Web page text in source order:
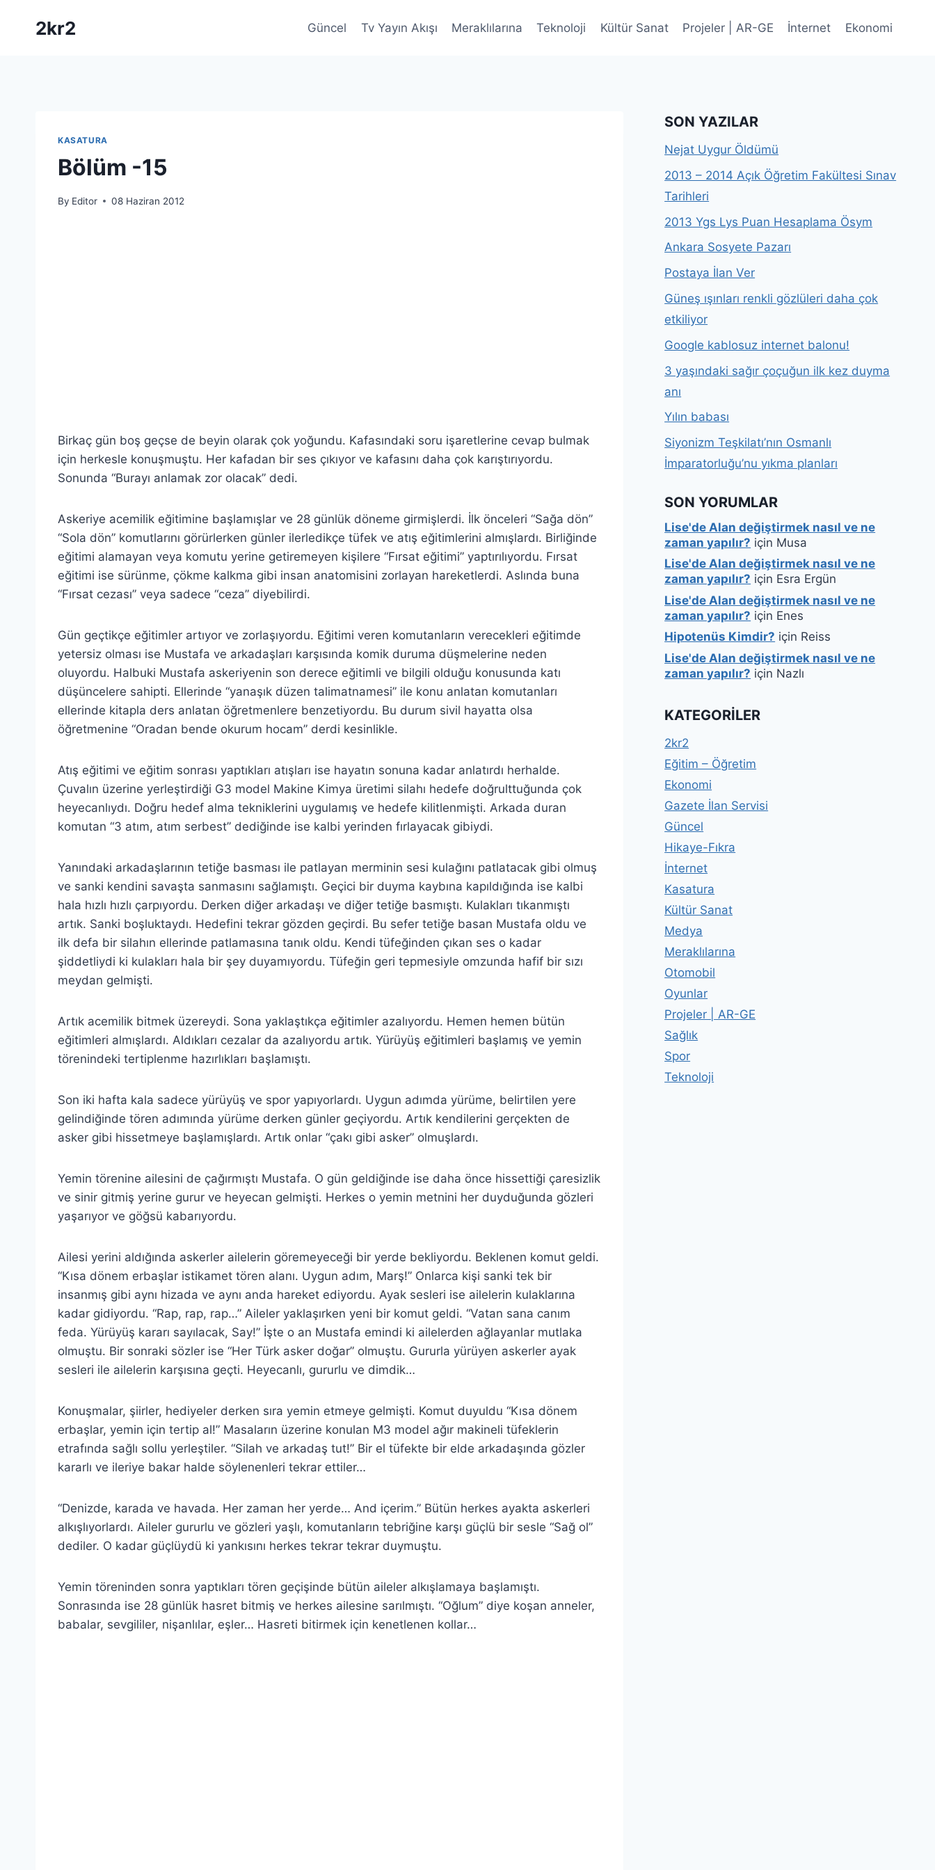
2kr2 Güncel Tv Yayın Akışı Meraklılarına Teknoloji Kültür Sanat Projeler | AR-GE İnternet Ekonomi
KASATURA
Bölüm -15
By Editor 08 Haziran 2012
Birkaç gün boş geçse de beyin olarak çok yoğundu. Kafasındaki soru işaretlerine cevap bulmak
için herkesle konuşmuştu. Her kafadan bir ses çıkıyor ve kafasını daha çok karıştırıyordu.
Sonunda “Burayı anlamak zor olacak” dedi.
Askeriye acemilik eğitimine başlamışlar ve 28 günlük döneme girmişlerdi. İlk önceleri “Sağa dön”
“Sola dön” komutlarını görürlerken günler ilerledikçe tüfek ve atış eğitimlerini almışlardı. Birliğinde
eğitimi alamayan veya komutu yerine getiremeyen kişilere “Fırsat eğitimi” yaptırılıyordu. Fırsat
eğitimi ise sürünme, çökme kalkma gibi insan anatomisini zorlayan hareketlerdi. Aslında buna
“Fırsat cezası” veya sadece “ceza” diyebilirdi.
Gün geçtikçe eğitimler artıyor ve zorlaşıyordu. Eğitimi veren komutanların verecekleri eğitimde
yetersiz olması ise Mustafa ve arkadaşları karşısında komik duruma düşmelerine neden
oluyordu. Halbuki Mustafa askeriyenin son derece eğitimli ve bilgili olduğu konusunda katı
düşüncelere sahipti. Ellerinde “yanaşık düzen talimatnamesi” ile konu anlatan komutanları
ellerinde kitapla ders anlatan öğretmenlere benzetiyordu. Bu durum sivil hayatta olsa
öğretmenine “Oradan bende okurum hocam” derdi kesinlikle.
Atış eğitimi ve eğitim sonrası yaptıkları atışları ise hayatın sonuna kadar anlatırdı herhalde.
Çuvalın üzerine yerleştirdiği G3 model Makine Kimya üretimi silahı hedefe doğrulttuğunda çok
heyecanlıydı. Doğru hedef alma tekniklerini uygulamış ve hedefe kilitlenmişti. Arkada duran
komutan “3 atım, atım serbest” dediğinde ise kalbi yerinden fırlayacak gibiydi.
Yanındaki arkadaşlarının tetiğe basması ile patlayan merminin sesi kulağını patlatacak gibi olmuş
ve sanki kendini savaşta sanmasını sağlamıştı. Geçici bir duyma kaybına kapıldığında ise kalbi
hala hızlı hızlı çarpıyordu. Derken diğer arkadaşı ve diğer tetiğe basmıştı. Kulakları tıkanmıştı
artık. Sanki boşluktaydı. Hedefini tekrar gözden geçirdi. Bu sefer tetiğe basan Mustafa oldu ve
ilk defa bir silahın ellerinde patlamasına tanık oldu. Kendi tüfeğinden çıkan ses o kadar
şiddetliydi ki kulakları hala bir şey duyamıyordu. Tüfeğin geri tepmesiyle omzunda hafif bir sızı
meydan gelmişti.
Artık acemilik bitmek üzereydi. Sona yaklaştıkça eğitimler azalıyordu. Hemen hemen bütün
eğitimleri almışlardı. Aldıkları cezalar da azalıyordu artık. Yürüyüş eğitimleri başlamış ve yemin
törenindeki tertiplenme hazırlıkları başlamıştı.
Son iki hafta kala sadece yürüyüş ve spor yapıyorlardı. Uygun adımda yürüme, belirtilen yere
gelindiğinde tören adımında yürüme derken günler geçiyordu. Artık kendilerini gerçekten de
asker gibi hissetmeye başlamışlardı. Artık onlar “çakı gibi asker” olmuşlardı.
Yemin törenine ailesini de çağırmıştı Mustafa. O gün geldiğinde ise daha önce hissettiği çaresizlik
ve sinir gitmiş yerine gurur ve heyecan gelmişti. Herkes o yemin metnini her duyduğunda gözleri
yaşarıyor ve göğsü kabarıyordu.
Ailesi yerini aldığında askerler ailelerin göremeyeceği bir yerde bekliyordu. Beklenen komut geldi.
“Kısa dönem erbaşlar istikamet tören alanı. Uygun adım, Marş!” Onlarca kişi sanki tek bir
insanmış gibi aynı hizada ve aynı anda hareket ediyordu. Ayak sesleri ise ailelerin kulaklarına
kadar gidiyordu. “Rap, rap, rap…” Aileler yaklaşırken yeni bir komut geldi. “Vatan sana canım
feda. Yürüyüş kararı sayılacak, Say!” İşte o an Mustafa emindi ki ailelerden ağlayanlar mutlaka
olmuştu. Bir sonraki sözler ise “Her Türk asker doğar” olmuştu. Gururla yürüyen askerler ayak
sesleri ile ailelerin karşısına geçti. Heyecanlı, gururlu ve dimdik…
Konuşmalar, şiirler, hediyeler derken sıra yemin etmeye gelmişti. Komut duyuldu “Kısa dönem
erbaşlar, yemin için tertip al!” Masaların üzerine konulan M3 model ağır makineli tüfeklerin
etrafında sağlı sollu yerleştiler. “Silah ve arkadaş tut!” Bir el tüfekte bir elde arkadaşında gözler
kararlı ve ileriye bakar halde söylenenleri tekrar ettiler…
“Denizde, karada ve havada. Her zaman her yerde… And içerim.” Bütün herkes ayakta askerleri
alkışlıyorlardı. Aileler gururlu ve gözleri yaşlı, komutanların tebriğine karşı güçlü bir sesle “Sağ ol”
dediler. O kadar güçlüydü ki yankısını herkes tekrar tekrar duymuştu.
Yemin töreninden sonra yaptıkları tören geçişinde bütün aileler alkışlamaya başlamıştı.
Sonrasında ise 28 günlük hasret bitmiş ve herkes ailesine sarılmıştı. “Oğlum” diye koşan anneler,
babalar, sevgililer, nişanlılar, eşler… Hasreti bitirmek için kenetlenen kollar…
SON YAZILAR
Nejat Uygur Öldümü
2013 – 2014 Açık Öğretim Fakültesi Sınav
Tarihleri
2013 Ygs Lys Puan Hesaplama Ösym
Ankara Sosyete Pazarı
Postaya İlan Ver
Güneş ışınları renkli gözlüleri daha çok
etkiliyor
Google kablosuz internet balonu!
3 yaşındaki sağır çoçuğun ilk kez duyma
anı
Yılın babası
Siyonizm Teşkilatı’nın Osmanlı
İmparatorluğu’nu yıkma planları
SON YORUMLAR
Lise'de Alan değiştirmek nasıl ve ne
zaman yapılır? için Musa
Lise'de Alan değiştirmek nasıl ve ne
zaman yapılır? için Esra Ergün
Lise'de Alan değiştirmek nasıl ve ne
zaman yapılır? için Enes
Hipotenüs Kimdir? için Reiss
Lise'de Alan değiştirmek nasıl ve ne
zaman yapılır? için Nazlı
KATEGORILER
2kr2
Eğitim – Öğretim
Ekonomi
Gazete İlan Servisi
Güncel
Hikaye-Fıkra
İnternet
Kasatura
Kültür Sanat
Medya
Meraklılarına
Otomobil
Oyunlar
Projeler | AR-GE
Sağlık
Spor
Teknoloji